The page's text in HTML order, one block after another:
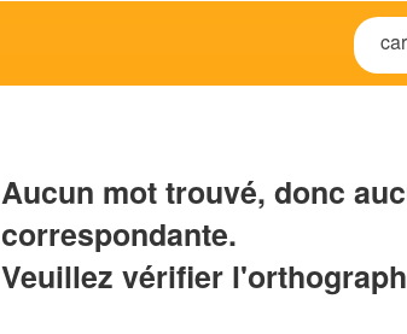
Aucun mot trouvé, donc
correspondante.
Veuillez vérifier